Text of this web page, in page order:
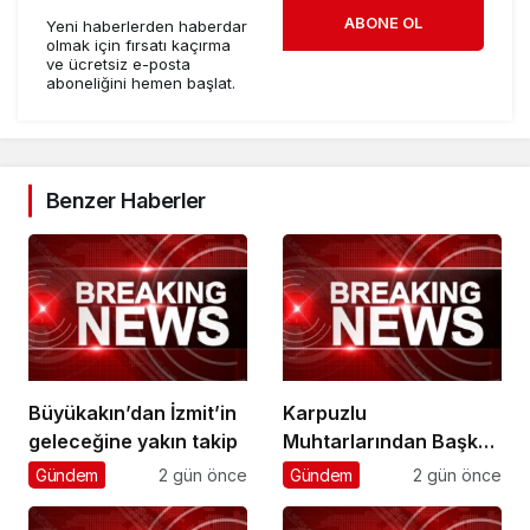
Yeni haberlerden haberdar
olmak için fırsatı kaçırma
ve ücretsiz e-posta
aboneliğini hemen başlat.
ABONE OL
Benzer Haberler
Büyükakın’dan İzmit’in
geleceğine yakın takip
Gündem 2 gün önce
Karpuzlu
Muhtarlarından Başkan
Çerçioğlu’na Hizmet
Gündem 2 gün önce